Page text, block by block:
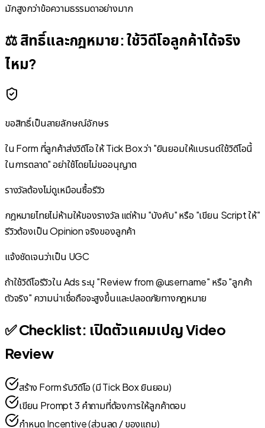
มักสูงกว่าข้อความธรรมดาอย่างมาก
⚖️ สิทธิ์และกฎหมาย: ใช้วิดีโอลูกค้าได้จริง
ไหม?
ขอสิทธิ์เป็นลายลักษณ์อักษร
ใน Form ที่ลูกค้าส่งวิดีโอ ให้ Tick Box ว่า "ยินยอมให้แบรนด์ใช้วิดีโอนี้
ในการตลาด" อย่าใช้โดยไม่ขออนุญาต
รางวัลต้องไม่ดูเหมือนซื้อรีวิว
กฎหมายไทยไม่ห้ามให้ของรางวัล แต่ห้าม "บังคับ" หรือ "เขียน Script ให้"
รีวิวต้องเป็น Opinion จริงของลูกค้า
แจ้งชัดเจนว่าเป็น UGC
ถ้าใช้วิดีโอรีวิวใน Ads ระบุ "Review from @username" หรือ "ลูกค้า
ตัวจริง" ความน่าเชื่อถือจะสูงขึ้นและปลอดภัยทางกฎหมาย
✅ Checklist: เปิดตัวแคมเปญ Video
Review
สร้าง Form รับวิดีโอ (มี Tick Box ยินยอม)
เขียน Prompt 3 คำถามที่ต้องการให้ลูกค้าตอบ
กำหนด Incentive (ส่วนลด / ของแถม)